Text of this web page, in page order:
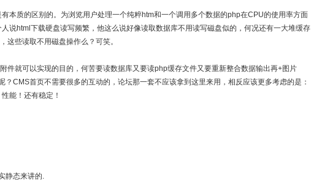
本质的区别的。为浏览用户处理一个纯粹htm和一个调用多个数据的php在CPU的使用率方面
说html下载硬盘读写频繁，他这么说好像读取数据库不用读写磁盘似的，何况还有一大堆缓存
这些读取不用磁盘操作么？可笑。
件就可以实现的目的，何苦要读数据库又要读php缓存文件又要重新整合数据输出再+图片
？CMS首页不需要很多的互动的，论坛那一套不应该拿到这里来用，相反应该更多考虑的是：
能！还有稳定！
静态来讲的.